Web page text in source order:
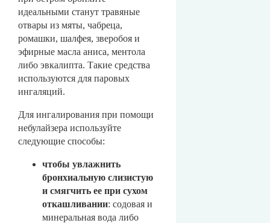
идеальными станут травяные
отвары из мяты, чабреца,
ромашки, шалфея, зверобоя и
эфирные масла аниса, ментола
либо эвкалипта. Такие средства
используются для паровых
ингаляций.
Для ингалирования при помощи
небулайзера используйте
следующие способы:
чтобы увлажнить
бронхиальную слизистую
и смягчить ее при сухом
откашливании: содовая и
минеральная вода либо